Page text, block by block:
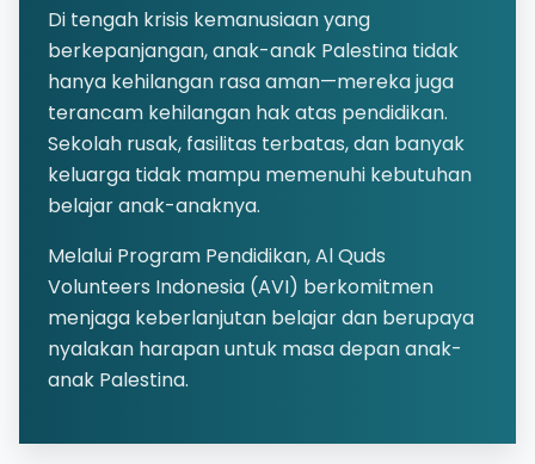
Di tengah krisis kemanusiaan yang
berkepanjangan, anak-anak Palestina tidak
hanya kehilangan rasa aman—mereka juga
terancam kehilangan hak atas pendidikan.
Sekolah rusak, fasilitas terbatas, dan banyak
keluarga tidak mampu memenuhi kebutuhan
belajar anak-anaknya.
Melalui Program Pendidikan, Al Quds
Volunteers Indonesia (AVI) berkomitmen
menjaga keberlanjutan belajar dan berupaya
nyalakan harapan untuk masa depan anak-
anak Palestina.